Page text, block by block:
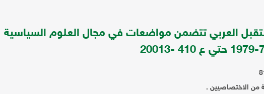
العربي تتضمن مواضعات في مجال العلوم السياسية
من الاختصاصيين .